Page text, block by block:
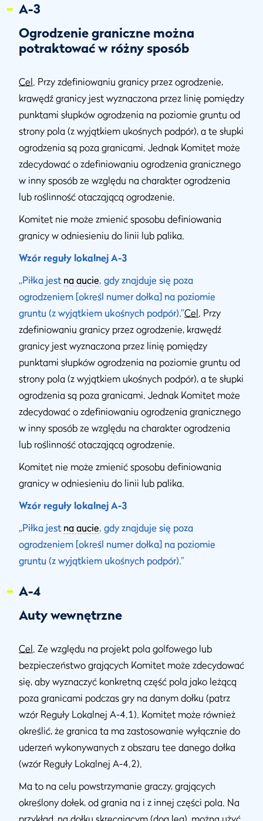
A-3
Ogrodzenie graniczne można
potraktować w różny sposób
Cel. Przy zdefiniowaniu granicy przez ogrodzenie,
krawędź granicy jest wyznaczona przez linię pomiędzy
punktami słupków ogrodzenia na poziomie gruntu od
strony pola (z wyjątkiem ukośnych podpór), a te słupki
ogrodzenia są poza granicami. Jednak Komitet może
zdecydować o zdefiniowaniu ogrodzenia granicznego
w inny sposób ze względu na charakter ogrodzenia
lub roślinność otaczającą ogrodzenie.
Komitet nie może zmienić sposobu definiowania
granicy w odniesieniu do linii lub palika.
Wzór reguły lokalnej A-3
„Piłka jest na aucie, gdy znajduje się poza
ogrodzeniem [określ numer dołka] na poziomie
gruntu (z wyjątkiem ukośnych podpór).”Cel. Przy
zdefiniowaniu granicy przez ogrodzenie, krawędź
granicy jest wyznaczona przez linię pomiędzy
punktami słupków ogrodzenia na poziomie gruntu od
strony pola (z wyjątkiem ukośnych podpór), a te słupki
ogrodzenia są poza granicami. Jednak Komitet może
zdecydować o zdefiniowaniu ogrodzenia granicznego
w inny sposób ze względu na charakter ogrodzenia
lub roślinność otaczającą ogrodzenie.
Komitet nie może zmienić sposobu definiowania
granicy w odniesieniu do linii lub palika.
Wzór reguły lokalnej A-3
„Piłka jest na aucie, gdy znajduje się poza
ogrodzeniem [określ numer dołka] na poziomie
gruntu (z wyjątkiem ukośnych podpór).”
A-4
Auty wewnętrzne
Cel. Ze względu na projekt pola golfowego lub
bezpieczeństwo grających Komitet może zdecydować
się, aby wyznaczyć konkretną część pola jako leżącą
poza granicami podczas gry na danym dołku (patrz
wzór Reguły Lokalnej A-4.1). Komitet może również
określić, że granica ta ma zastosowanie wyłącznie do
uderzeń wykonywanych z obszaru tee danego dołka
(wzór Reguły Lokalnej A-4.2).
Ma to na celu powstrzymanie graczy, grających
określony dołek, od grania na i z innej części pola. Na
przykład, na dołku skręcającym (dog leg), można użyć